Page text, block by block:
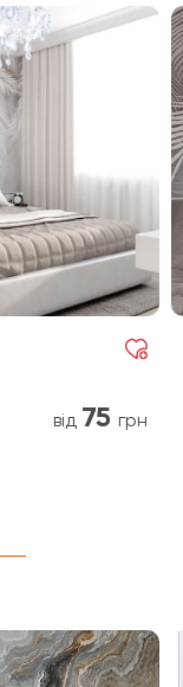
від 75 грн